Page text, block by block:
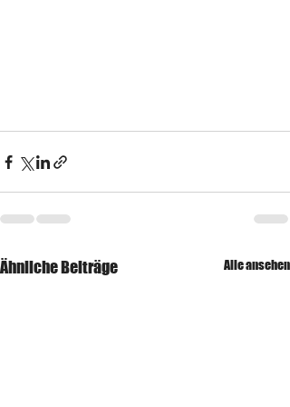
Ähnliche Beiträge Alle ansehen